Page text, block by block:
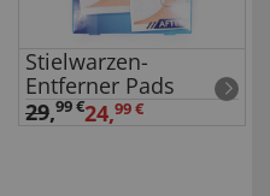
Stielwarzen-
Entferner Pads
29,99 €24,99 €